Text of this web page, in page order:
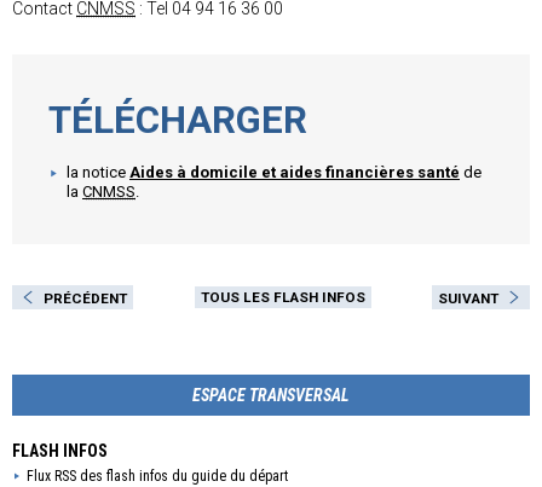
Contact CNMSS : Tel 04 94 16 36 00
la notice Aides à domicile et aides financières santé de
la CNMSS.
PRÉCÉDENT TOUS LES FLASH INFOS SUIVANT
ESPACE TRANSVERSAL
FLASH INFOS
Flux RSS des flash infos du guide du départ